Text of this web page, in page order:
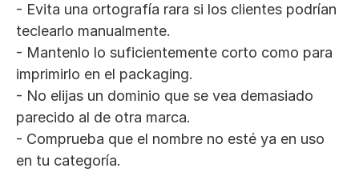
- Evita una ortografía rara si los clientes podrían
teclearlo manualmente.
- Mantenlo lo suficientemente corto como para
imprimirlo en el packaging.
- No elijas un dominio que se vea demasiado
parecido al de otra marca.
- Comprueba que el nombre no esté ya en uso
en tu categoría.